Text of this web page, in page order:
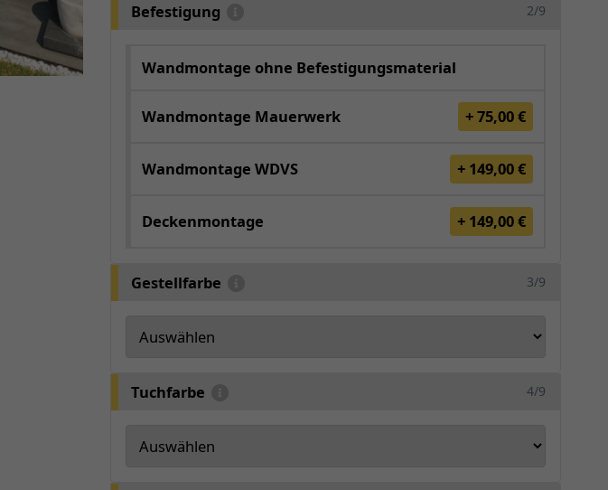
Befestigung 2/9
Wandmontage ohne Befestigungsmaterial
Wandmontage Mauerwerk + 75,00 €
Wandmontage WDVS + 149,00 €
Deckenmontage + 149,00 €
Gestellfarbe 3/9
Tuchfarbe 4/9